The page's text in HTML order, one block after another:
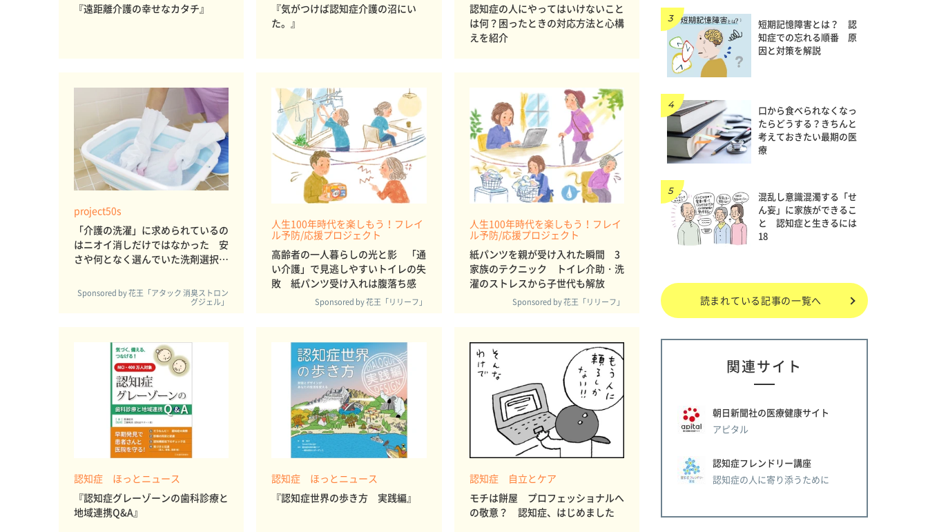
『遠距離介護の幸せなカタチ』
『気がつけば認知症介護の沼にい
た。』
認知症の人にやってはいけないこと
は何？困ったときの対応方法と心構
えを紹介
project50s
「介護の洗濯」に求められているの
はニオイ消しだけではなかった 安
さや何となく選んでいた洗剤選択
ト・洗濯に込められた複雑な想い
編】
Sponsored by 花王「アタック 消臭ストロン
グジェル」
人生100年時代を楽しもう！フレイ
ル予防/応援プロジェクト
高齢者の一人暮らしの光と影 「通
い介護」で見逃しやすいトイレの失
敗 紙パンツ受け入れは腹落ち感
Sponsored by 花王「リリーフ」
人生100年時代を楽しもう！フレイ
ル予防/応援プロジェクト
紙パンツを親が受け入れた瞬間 3
家族のテクニック トイレ介助・洗
濯のストレスから子世代も解放
Sponsored by 花王「リリーフ」
認知症 ほっとニュース
『認知症グレーゾーンの歯科診療と
地域連携Q&A』
認知症 ほっとニュース
『認知症世界の歩き方 実践編』
認知症 自立とケア
モチは餅屋 プロフェッショナルへ
の敬意？ 認知症、はじめました
短期記憶障害とは？ 認
知症での忘れる順番 原
因と対策を解説
口から食べられなくなっ
たらどうする？きちんと
考えておきたい最期の医
療
混乱し意識混濁する「せ
ん妄」に家族ができるこ
と 認知症と生きるには
18
読まれている記事の一覧へ
関連サイト
朝日新聞社の医療健康サイト
アピタル
認知症フレンドリー講座
認知症の人に寄り添うために